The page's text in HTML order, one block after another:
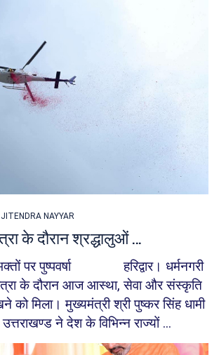
JITENDRA NAYYAR
के दौरान श्रद्धालुओं ...
पर पुष्पवर्षा हरिद्वार। धर्मनगरी
के दौरान आज आस्था, सेवा और संस्कृति
को मिला। मुख्यमंत्री श्री पुष्कर सिंह धामी
ने देश के विभिन्न राज्यों ...